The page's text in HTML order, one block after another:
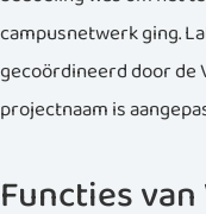
campusnetwerk ging.
gecoördineerd door de
projectnaam is
Functies van